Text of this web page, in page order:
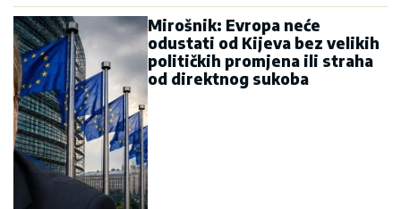
Mirošnik: Evropa neće
odustati od Kijeva bez velikih
političkih promjena ili straha
od direktnog sukoba